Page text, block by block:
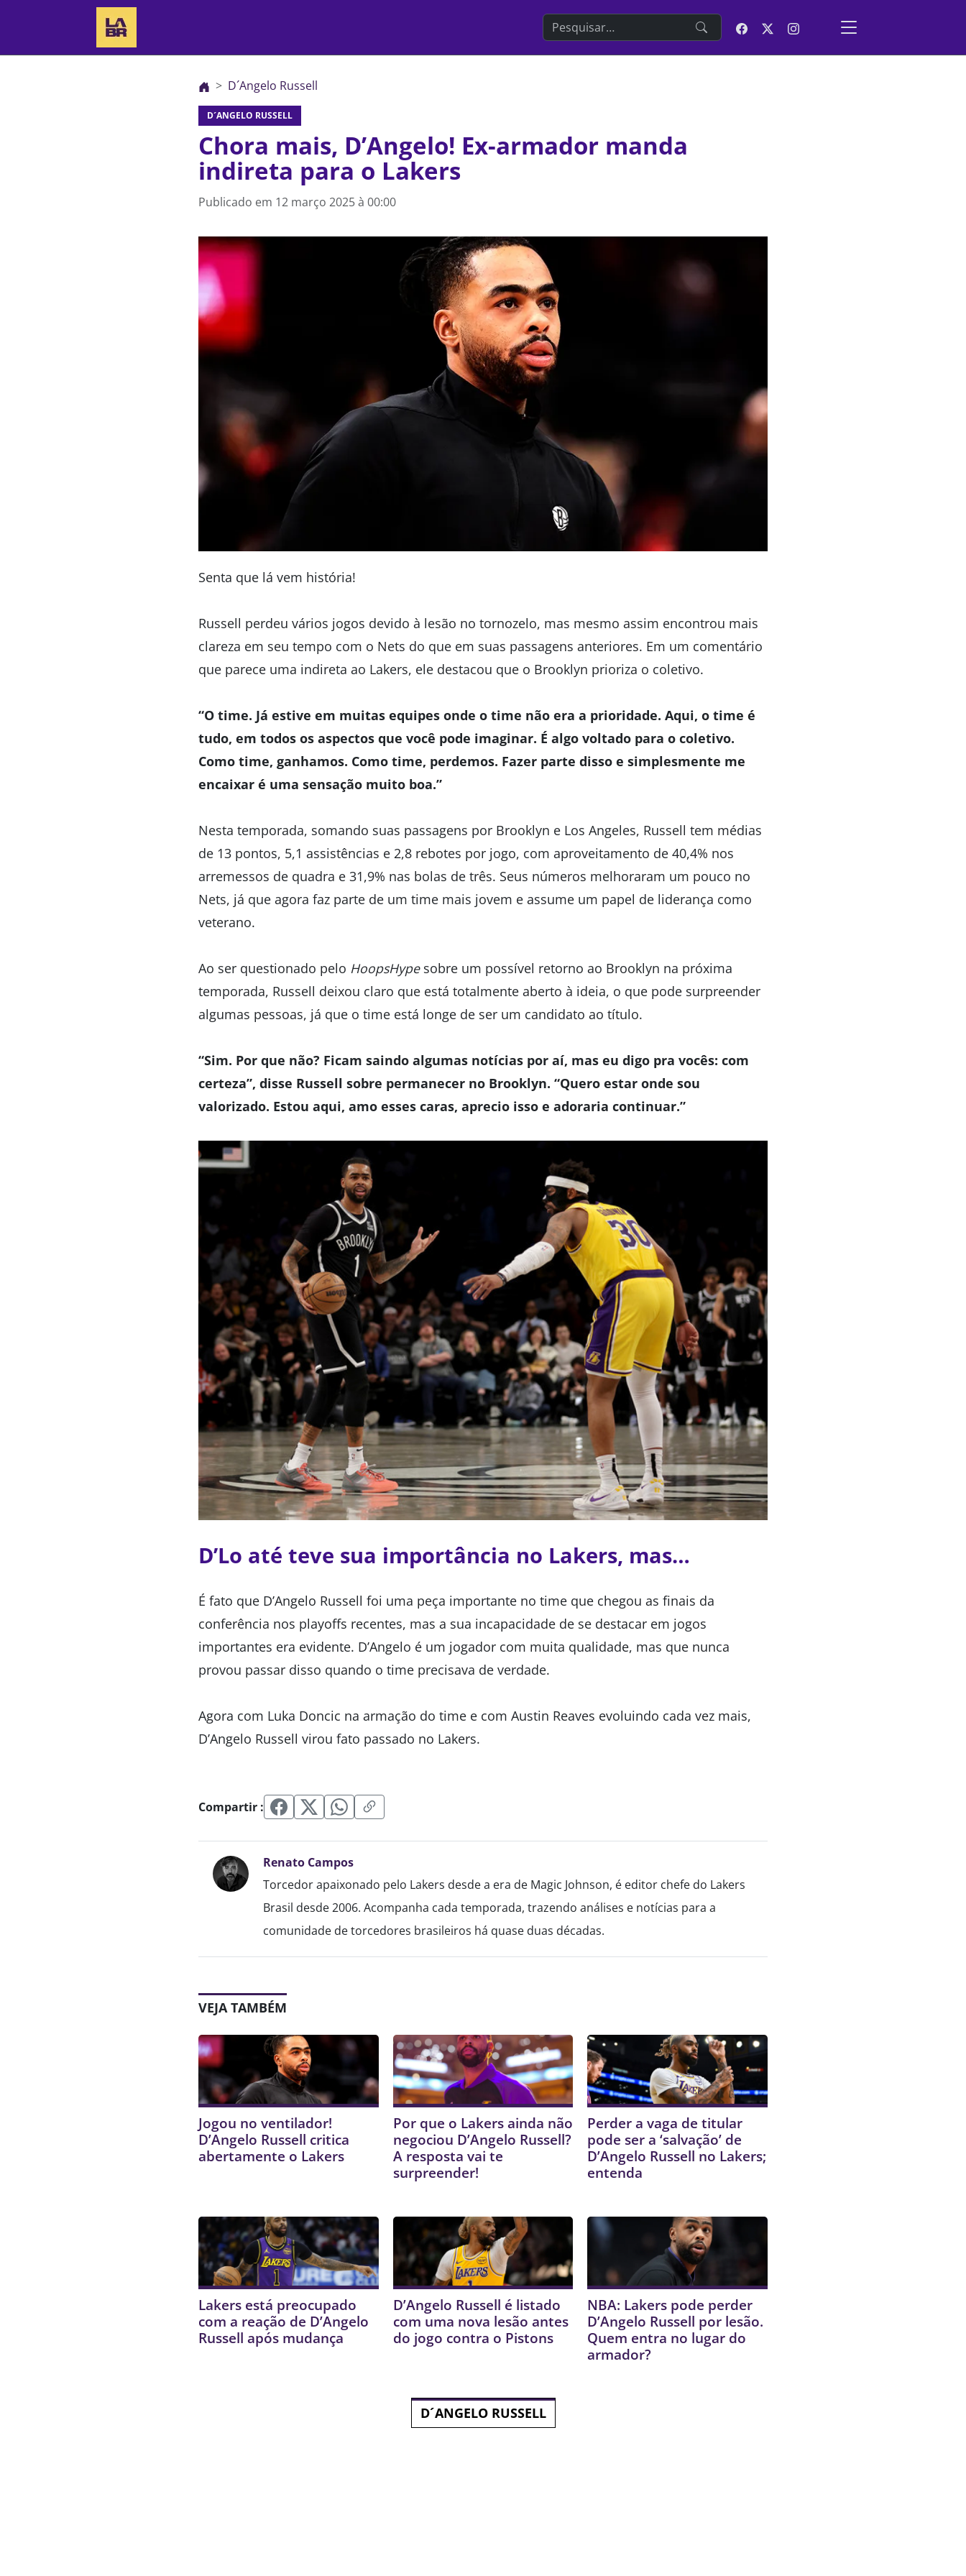
Search the website
D´Angelo Russell
D´ANGELO RUSSELL
Chora mais, D’Angelo! Ex-armador manda
indireta para o Lakers
Publicado em 12 março 2025 à 00:00
Senta que lá vem história!
Russell perdeu vários jogos devido à lesão no tornozelo, mas mesmo assim encontrou mais
clareza em seu tempo com o Nets do que em suas passagens anteriores. Em um comentário
que parece uma indireta ao Lakers, ele destacou que o Brooklyn prioriza o coletivo.
“O time. Já estive em muitas equipes onde o time não era a prioridade. Aqui, o time é
tudo, em todos os aspectos que você pode imaginar. É algo voltado para o coletivo.
Como time, ganhamos. Como time, perdemos. Fazer parte disso e simplesmente me
encaixar é uma sensação muito boa.”
Nesta temporada, somando suas passagens por Brooklyn e Los Angeles, Russell tem médias
de 13 pontos, 5,1 assistências e 2,8 rebotes por jogo, com aproveitamento de 40,4% nos
arremessos de quadra e 31,9% nas bolas de três. Seus números melhoraram um pouco no
Nets, já que agora faz parte de um time mais jovem e assume um papel de liderança como
veterano.
Ao ser questionado pelo HoopsHypesobre um possível retorno ao Brooklyn na próxima
temporada, Russell deixou claro que está totalmente aberto à ideia, o que pode surpreender
algumas pessoas, já que o time está longe de ser um candidato ao título.
“Sim. Por que não? Ficam saindo algumas notícias por aí, mas eu digo pra vocês: com
certeza”, disse Russell sobre permanecer no Brooklyn. “Quero estar onde sou
valorizado. Estou aqui, amo esses caras, aprecio isso e adoraria continuar.”
D’Lo até teve sua importância no Lakers, mas…
É fato que D’Angelo Russell foi uma peça importante no time que chegou as finais da
conferência nos playoffs recentes, mas a sua incapacidade de se destacar em jogos
importantes era evidente. D’Angelo é um jogador com muita qualidade, mas que nunca
provou passar disso quando o time precisava de verdade.
Agora com Luka Doncic na armação do time e com Austin Reaves evoluindo cada vez mais,
D’Angelo Russell virou fato passado no Lakers.
Compartir :
Renato Campos
Torcedor apaixonado pelo Lakers desde a era de Magic Johnson, é editor chefe do Lakers
Brasil desde 2006. Acompanha cada temporada, trazendo análises e notícias para a
comunidade de torcedores brasileiros há quase duas décadas.
VEJA TAMBÉM
Jogou no ventilador!
D’Angelo Russell critica
abertamente o Lakers
Por que o Lakers ainda não
negociou D’Angelo Russell?
A resposta vai te
surpreender!
Perder a vaga de titular
pode ser a ‘salvação’ de
D’Angelo Russell no Lakers;
entenda
Lakers está preocupado
com a reação de D’Angelo
Russell após mudança
D’Angelo Russell é listado
com uma nova lesão antes
do jogo contra o Pistons
NBA: Lakers pode perder
D’Angelo Russell por lesão.
Quem entra no lugar do
armador?
D´ANGELO RUSSELL